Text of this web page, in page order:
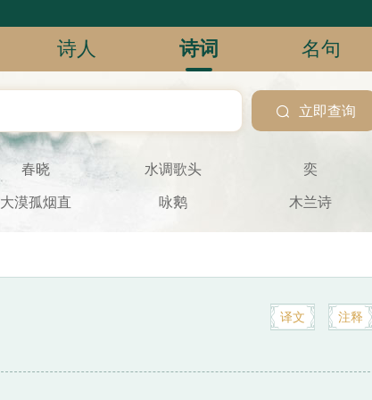
诗人 诗词 名句
立即查询
春晓 水调歌头 奕
大漠孤烟直 咏鹅 木兰诗
译文 注释